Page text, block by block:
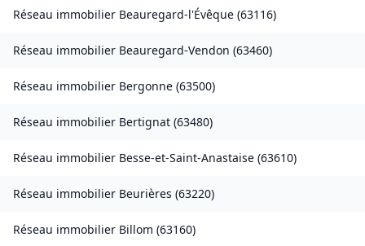
Réseau immobilier Beauregard-l'Évêque (63116)
Réseau immobilier Beauregard-Vendon (63460)
Réseau immobilier Bergonne (63500)
Réseau immobilier Bertignat (63480)
Réseau immobilier Besse-et-Saint-Anastaise (63610)
Réseau immobilier Beurières (63220)
Réseau immobilier Billom (63160)